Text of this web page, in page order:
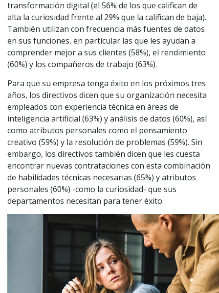
transformación digital (el 56% de los que califican de
alta la curiosidad frente al 29% que la califican de baja).
También utilizan con frecuencia más fuentes de datos
en sus funciones, en particular las que les ayudan a
comprender mejor a sus clientes (58%), el rendimiento
(60%) y los compañeros de trabajo (63%).
Para que su empresa tenga éxito en los próximos tres
años, los directivos dicen que su organización necesita
empleados con experiencia técnica en áreas de
inteligencia artificial (63%) y análisis de datos (60%), así
como atributos personales como el pensamiento
creativo (59%) y la resolución de problemas (59%). Sin
embargo, los directivos también dicen que les cuesta
encontrar nuevas contrataciones con esta combinación
de habilidades técnicas necesarias (65%) y atributos
personales (60%) -como la curiosidad- que sus
departamentos necesitan para tener éxito.